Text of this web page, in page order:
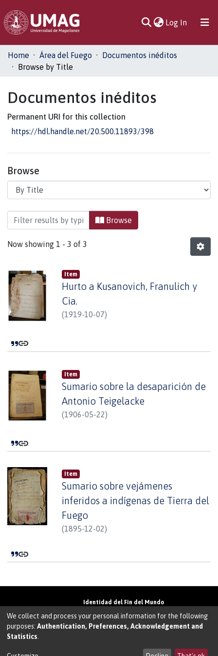
Log In(current)
Communities
& Collections
Home Área del Fuego
Documentos inéditos
Browse by Title
Documentos inéditos
Permanent URI for this collection
https://hdl.handle.net/20.500.11893/398
Browse
Browsing Documentos inéditos by Title
Browse
Now showing 1 - 3 of 3
Item
Hurto a Kusanovich, Franulich y
Cia.
(1919-10-07)
Item
Sumario sobre la desaparición de
Antonio Teigelacke
(1906-05-22)
Item
Sumario sobre vejámenes
inferidos a indígenas de Tierra del
Fuego
(1895-12-02)
Identidad del Fin del Mundo
01855 • Punta Arenas • Chile
Teléfono:+56 61 207135• Email:
We collect and process your personal information for the following
purposes: Authentication, Preferences, Acknowledgement and
Statistics